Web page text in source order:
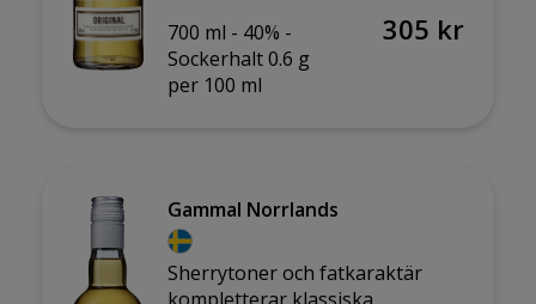
700 ml - 40% -
Sockerhalt 0.6 g
per 100 ml
305 kr
Gammal Norrlands
Sherrytoner och fatkaraktär